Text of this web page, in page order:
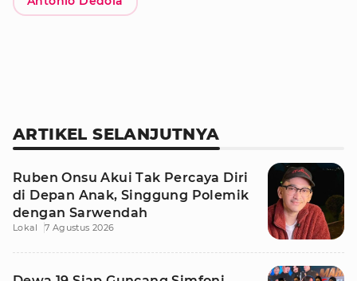
ARTIKEL SELANJUTNYA
Ruben Onsu Akui Tak Percaya Diri
di Depan Anak, Singgung Polemik
dengan Sarwendah
Lokal 7 Agustus 2026